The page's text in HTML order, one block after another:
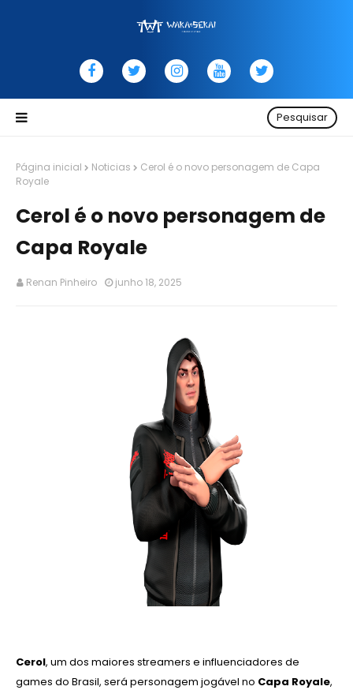
Pesquisar
Página inicial Noticias
Cerol é o novo personagem de Capa
Royale
Cerol é o novo personagem de
Capa Royale
Renan Pinheiro junho 18, 2025
Cerol, um dos maiores streamers e influenciadores de
games do Brasil, será personagem jogável no Capa Royale,